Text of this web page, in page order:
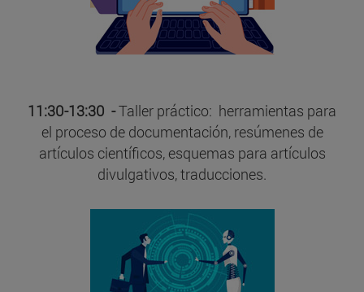
11:30-13:30 -Taller práctico: herramientas para
el proceso de documentación, resúmenes de
artículos científicos, esquemas para artículos
divulgativos, traducciones.